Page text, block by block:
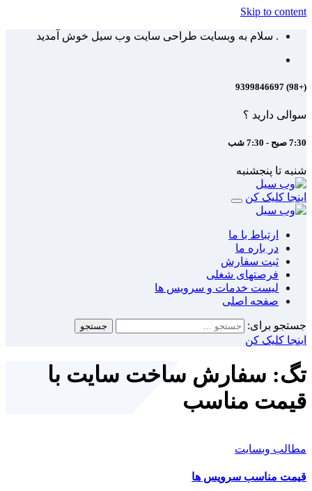
Skip to content
. سلام به وبسایت طراحی سایت وب سیل خوش آمدید
(+98) 9399846697
سوالی دارید ؟
7:30 صبح - 7:30 شب
شنبه تا پنجشنبه
اینجا کلیک کن
ارتباط با ما
در باره ما
ثبت سفارش
فرصتهای شغلی
لیست خدمات و سرویس ها
صفحه اصلی
جستجو برای:
اینجا کلیک کن
تگ: سفارش ساخت سایت با
قیمت مناسب
مطالب وبسایت
قیمت مناسب سرویس ها